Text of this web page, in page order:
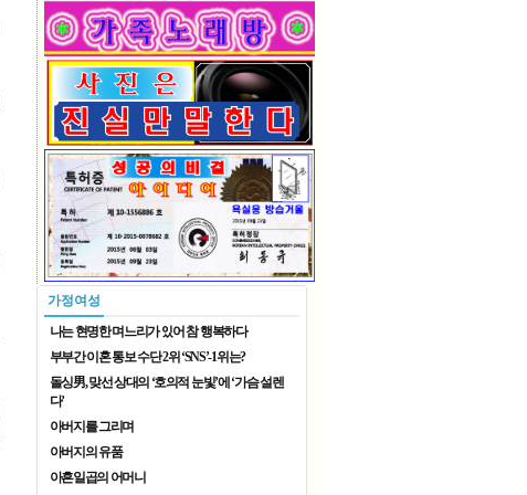
입추
2026 재한중국동포 예술단체 ..
2026 재한중국동포 예술단체 ..
가정여성
나는 현명한 며느리가 있어 참 행복하다
부부간 이혼 통보 수단 2위 ‘SNS’-1위는?
돌싱男, 맞선 상대의 ‘호의적 눈빛’에 ‘가슴 설렌
다’
아버지를 그리며
아버지의 유품
아흔일곱의 어머니